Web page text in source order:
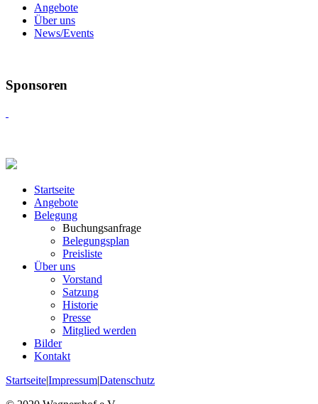
Angebote
Über uns
News/Events
Sponsoren
Startseite
Angebote
Belegung
Buchungsanfrage
Belegungsplan
Preisliste
Über uns
Vorstand
Satzung
Historie
Presse
Mitglied werden
Bilder
Kontakt
Startseite|Impressum|Datenschutz